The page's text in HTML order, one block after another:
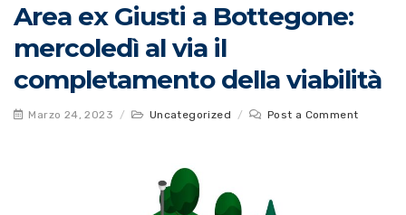
Area ex Giusti a Bottegone:
mercoledì al via il
completamento della viabilità
Marzo 24, 2023 / Uncategorized / Post a Comment